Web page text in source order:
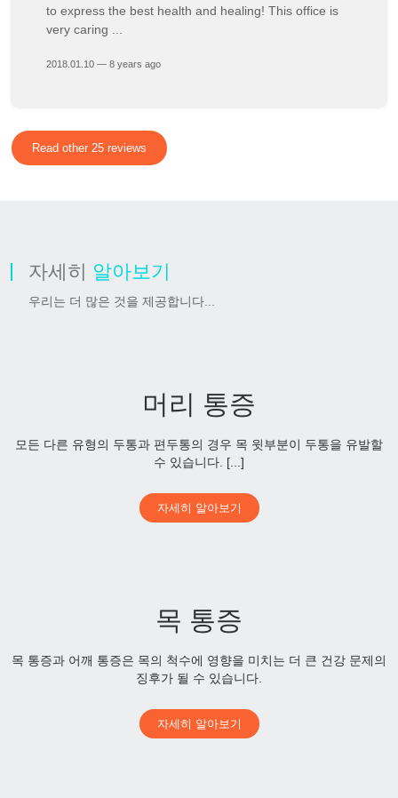
to express the best health and healing! This office is
very caring ...
2018.01.10 — 8 years ago
Read other 25 reviews
자세히 알아보기
우리는 더 많은 것을 제공합니다...
머리 통증
모든 다른 유형의 두통과 편두통의 경우 목 윗부분이 두통을 유발할
수 있습니다. [...]
자세히 알아보기
목 통증
목 통증과 어깨 통증은 목의 척수에 영향을 미치는 더 큰 건강 문제의
징후가 될 수 있습니다.
자세히 알아보기